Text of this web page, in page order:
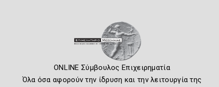
ONLINE Σύμβουλος Επιχειρηματία
Όλα όσα αφορούν την ίδρυση και την λειτουργία της